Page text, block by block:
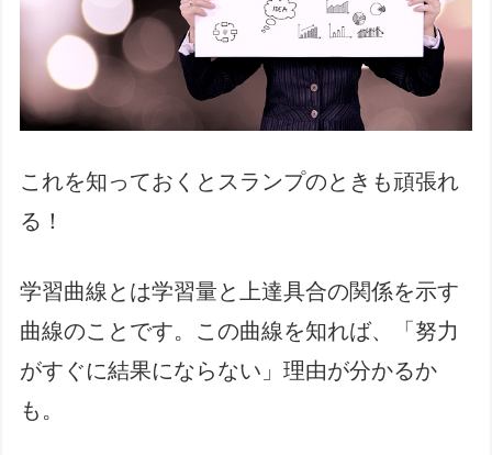
これを知っておくとスランプのときも頑張れ
る！
学習曲線とは学習量と上達具合の関係を示す
曲線のことです。この曲線を知れば、「努力
がすぐに結果にならない」理由が分かるか
も。